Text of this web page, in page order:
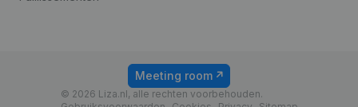
© 2026 Liza.nl, alle rechten voorbehouden.
Meeting room